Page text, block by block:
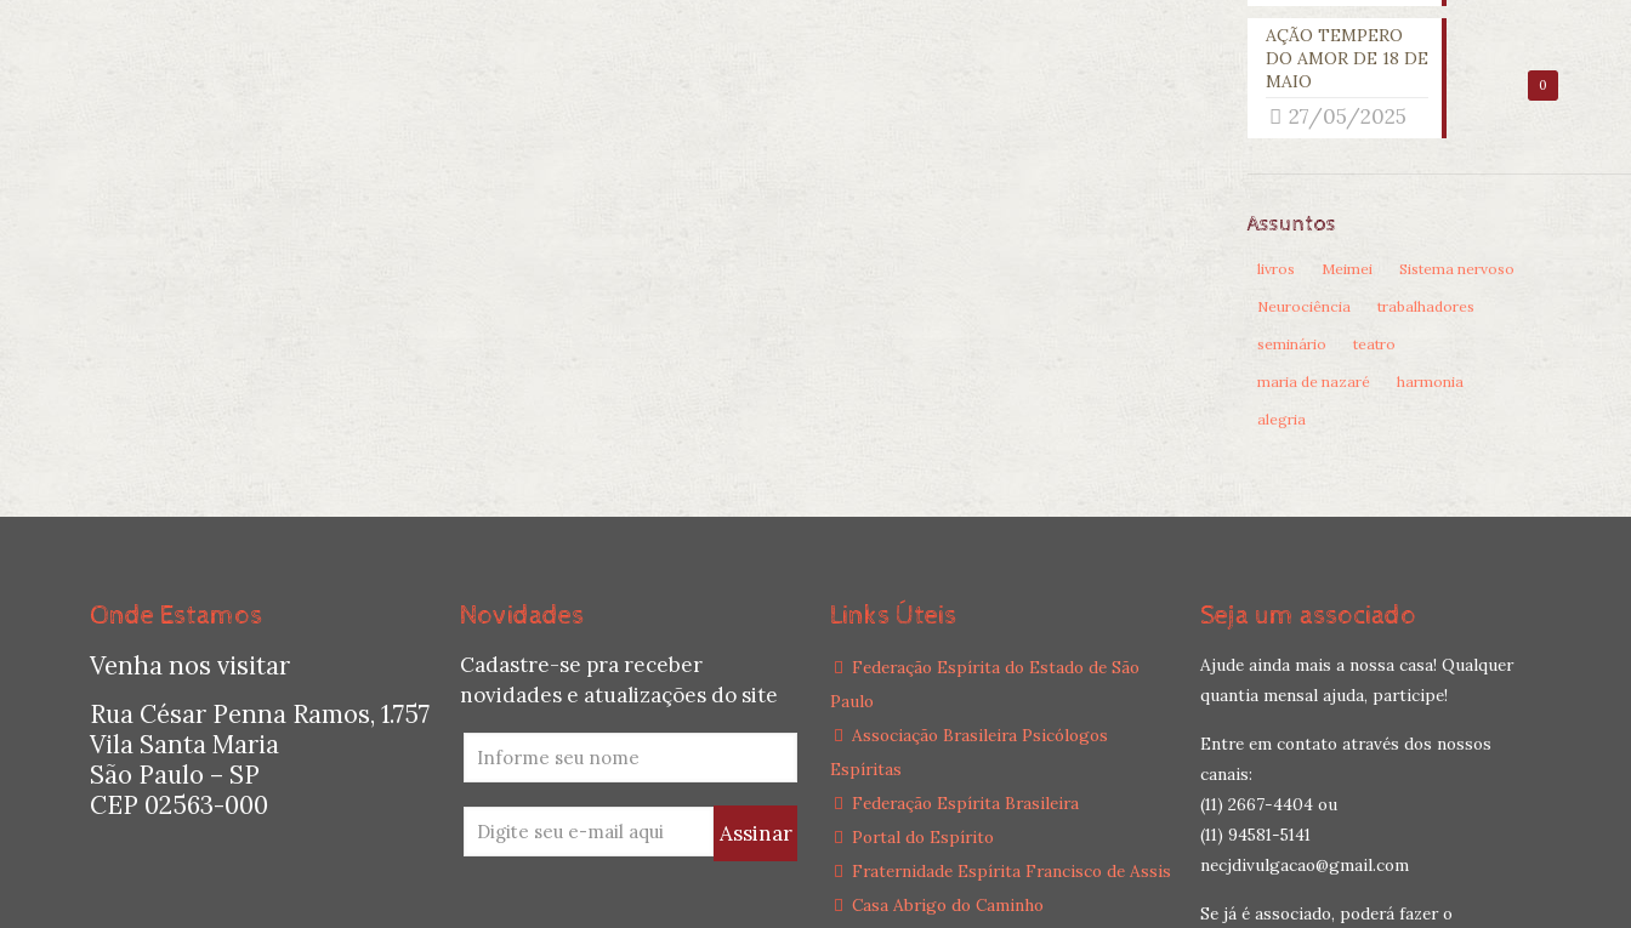
0
AÇÃO TEMPERO
DO AMOR DE 18 DE
MAIO
27/05/2025
Assuntos
livros Meimei Sistema nervoso
Neurociência trabalhadores
seminário teatro
maria de nazaré harmonia
alegria
Onde Estamos
Venha nos visitar
Rua César Penna Ramos, 1.757
Vila Santa Maria
São Paulo – SP
CEP 02563-000
Novidades
Cadastre-se pra receber
novidades e atualizações do site
Links Úteis
Federação Espírita do Estado de São
Paulo
Associação Brasileira Psicólogos
Espíritas
Federação Espírita Brasileira
Portal do Espírito
Fraternidade Espírita Francisco de Assis
Casa Abrigo do Caminho
Seja um associado
Ajude ainda mais a nossa casa! Qualquer
quantia mensal ajuda, participe!
Entre em contato através dos nossos
canais:
(11) 2667-4404 ou
(11) 94581-5141
necjdivulgacao@gmail.com
Se já é associado, poderá fazer o